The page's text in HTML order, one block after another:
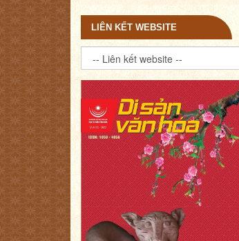
LIÊN KẾT WEBSITE